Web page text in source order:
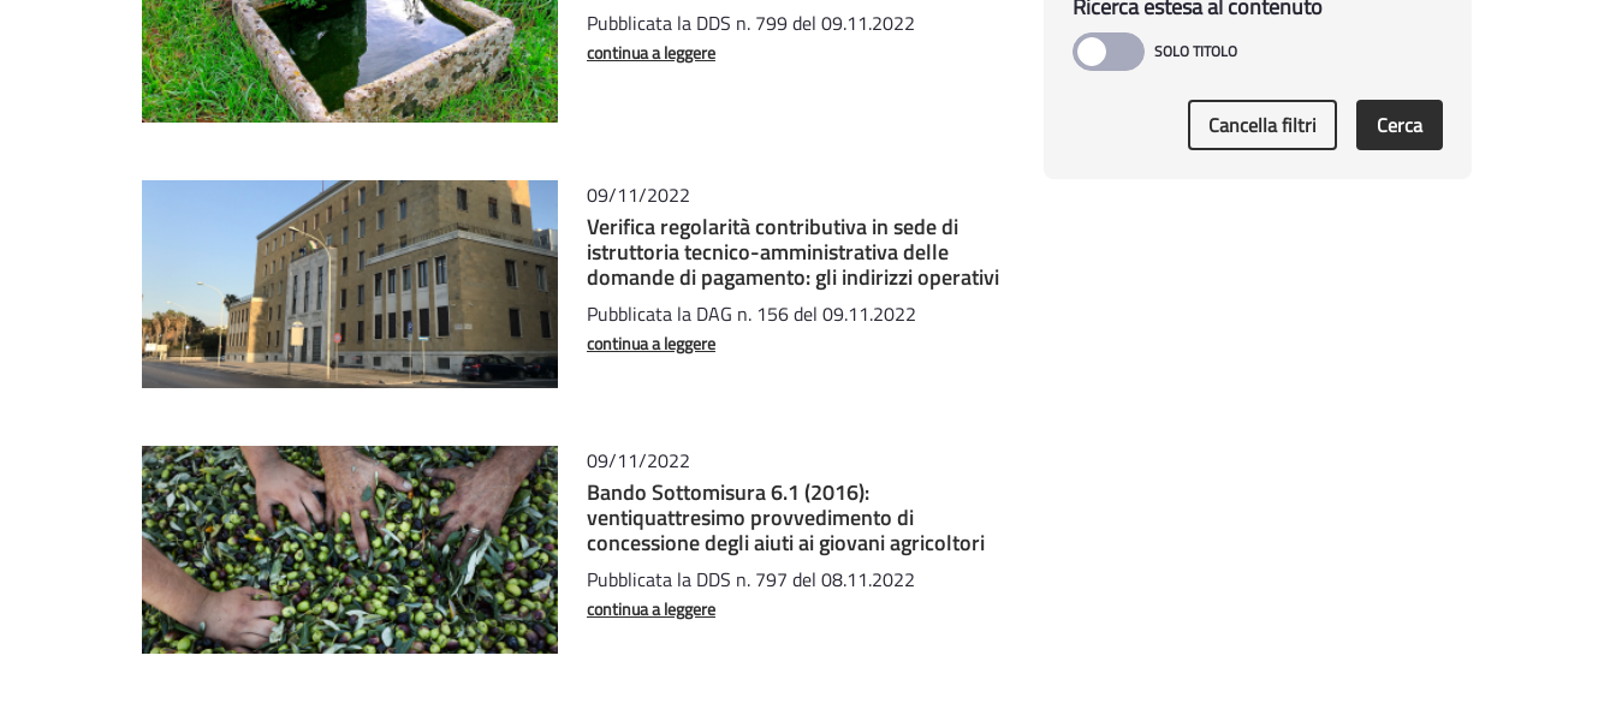
Pubblicata la DDS n. 799 del 09.11.2022
continua a leggere
09/11/2022
Verifica regolarità contributiva in sede di
istruttoria tecnico-amministrativa delle
domande di pagamento: gli indirizzi operativi
Pubblicata la DAG n. 156 del 09.11.2022
continua a leggere
09/11/2022
Bando Sottomisura 6.1 (2016):
ventiquattresimo provvedimento di
concessione degli aiuti ai giovani agricoltori
Pubblicata la DDS n. 797 del 08.11.2022
continua a leggere
Cancella filtri Cerca